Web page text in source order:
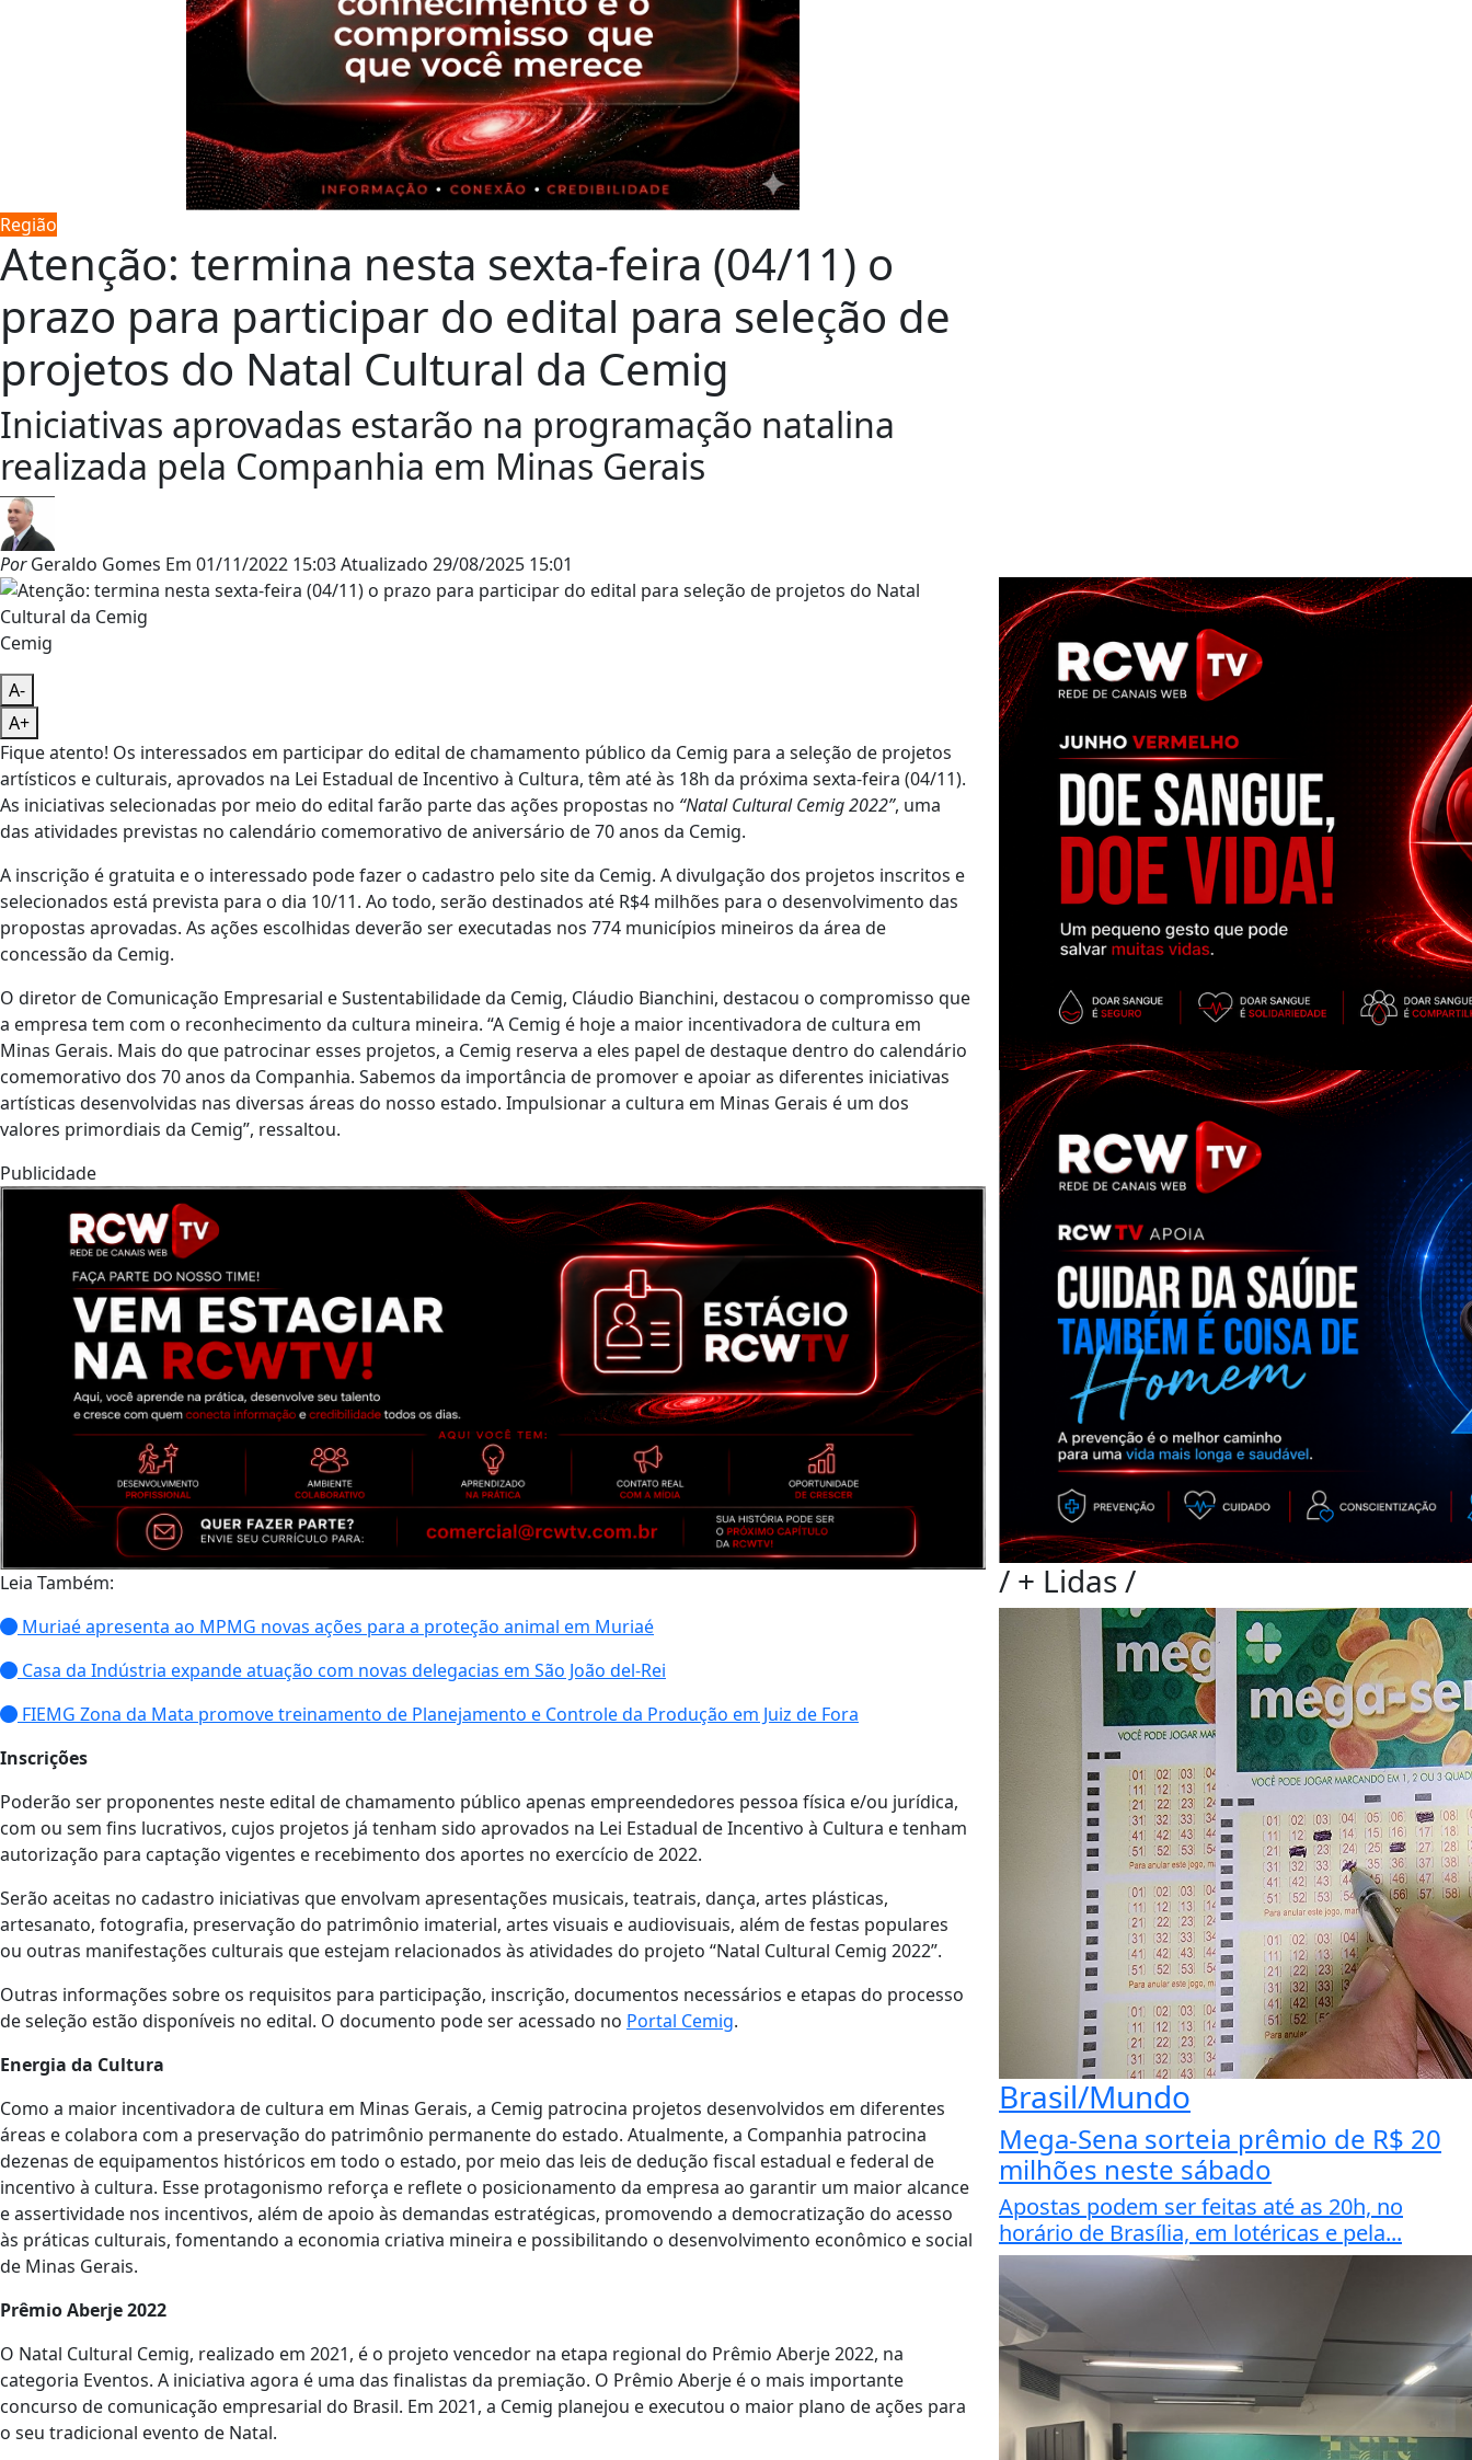
Região
Atenção: termina nesta sexta-feira (04/11) o
prazo para participar do edital para seleção de
projetos do Natal Cultural da Cemig
Iniciativas aprovadas estarão na programação natalina
realizada pela Companhia em Minas Gerais
PorGeraldo Gomes Em 01/11/2022 15:03Atualizado 29/08/2025 15:01
Cemig
A-
A+
Fique atento! Os interessados em participar do edital de chamamento público da Cemig para a seleção de projetos
artísticos e culturais, aprovados na Lei Estadual de Incentivo à Cultura, têm até às 18h da próxima sexta-feira (04/11).
As iniciativas selecionadas por meio do edital farão parte das ações propostas no “Natal Cultural Cemig 2022”, uma
das atividades previstas no calendário comemorativo de aniversário de 70 anos da Cemig.
A inscrição é gratuita e o interessado pode fazer o cadastro pelo site da Cemig. A divulgação dos projetos inscritos e
selecionados está prevista para o dia 10/11. Ao todo, serão destinados até R$4 milhões para o desenvolvimento das
propostas aprovadas. As ações escolhidas deverão ser executadas nos 774 municípios mineiros da área de
concessão da Cemig.
O diretor de Comunicação Empresarial e Sustentabilidade da Cemig, Cláudio Bianchini, destacou o compromisso que
a empresa tem com o reconhecimento da cultura mineira. “A Cemig é hoje a maior incentivadora de cultura em
Minas Gerais. Mais do que patrocinar esses projetos, a Cemig reserva a eles papel de destaque dentro do calendário
comemorativo dos 70 anos da Companhia. Sabemos da importância de promover e apoiar as diferentes iniciativas
artísticas desenvolvidas nas diversas áreas do nosso estado. Impulsionar a cultura em Minas Gerais é um dos
valores primordiais da Cemig”, ressaltou.
Publicidade
Leia Também:
Muriaé apresenta ao MPMG novas ações para a proteção animal em Muriaé
Casa da Indústria expande atuação com novas delegacias em São João del-Rei
FIEMG Zona da Mata promove treinamento de Planejamento e Controle da Produção em Juiz de Fora
Inscrições
Poderão ser proponentes neste edital de chamamento público apenas empreendedores pessoa física e/ou jurídica,
com ou sem fins lucrativos, cujos projetos já tenham sido aprovados na Lei Estadual de Incentivo à Cultura e tenham
autorização para captação vigentes e recebimento dos aportes no exercício de 2022.
Serão aceitas no cadastro iniciativas que envolvam apresentações musicais, teatrais, dança, artes plásticas,
artesanato, fotografia, preservação do patrimônio imaterial, artes visuais e audiovisuais, além de festas populares
ou outras manifestações culturais que estejam relacionados às atividades do projeto “Natal Cultural Cemig 2022”.
Outras informações sobre os requisitos para participação, inscrição, documentos necessários e etapas do processo
de seleção estão disponíveis no edital. O documento pode ser acessado no Portal Cemig.
Energia da Cultura
Como a maior incentivadora de cultura em Minas Gerais, a Cemig patrocina projetos desenvolvidos em diferentes
áreas e colabora com a preservação do patrimônio permanente do estado. Atualmente, a Companhia patrocina
dezenas de equipamentos históricos em todo o estado, por meio das leis de dedução fiscal estadual e federal de
incentivo à cultura. Esse protagonismo reforça e reflete o posicionamento da empresa ao garantir um maior alcance
e assertividade nos incentivos, além de apoio às demandas estratégicas, promovendo a democratização do acesso
às práticas culturais, fomentando a economia criativa mineira e possibilitando o desenvolvimento econômico e social
de Minas Gerais.
Prêmio Aberje 2022
O Natal Cultural Cemig, realizado em 2021, é o projeto vencedor na etapa regional do Prêmio Aberje 2022, na
categoria Eventos. A iniciativa agora é uma das finalistas da premiação. O Prêmio Aberje é o mais importante
concurso de comunicação empresarial do Brasil. Em 2021, a Cemig planejou e executou o maior plano de ações para
o seu tradicional evento de Natal.
/ + Lidas/
Brasil/Mundo
Mega-Sena sorteia prêmio de R$ 20
milhões neste sábado
Apostas podem ser feitas até as 20h, no
horário de Brasília, em lotéricas e pela...